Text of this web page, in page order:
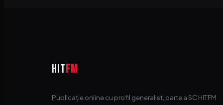
HITFM
Publicație online cu profil generalist, parte a SC HITFM